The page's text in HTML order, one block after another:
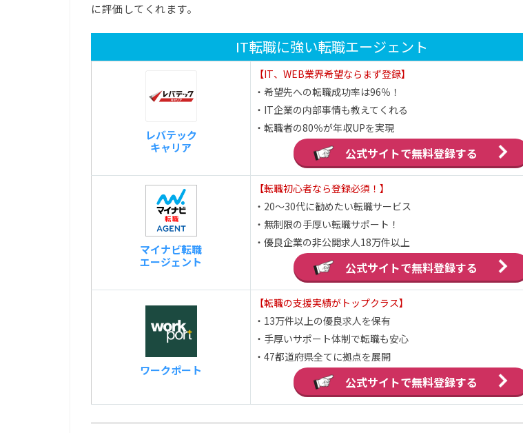
に評価してくれます。
IT転職に強い転職エージェント
レバテック
キャリア
【IT、WEB業界希望ならまず登録】
・希望先への転職成功率は96％！
・IT企業の内部事情も教えてくれる
・転職者の80％が年収UPを実現
公式サイトで無料登録する
マイナビ転職
エージェント
【転職初心者なら登録必須！】
・20～30代に勧めたい転職サービス
・無制限の手厚い転職サポート！
・優良企業の非公開求人18万件以上
公式サイトで無料登録する
ワークポート
【転職の支援実績がトップクラス】
・13万件以上の優良求人を保有
・手厚いサポート体制で転職も安心
・47都道府県全てに拠点を展開
公式サイトで無料登録する